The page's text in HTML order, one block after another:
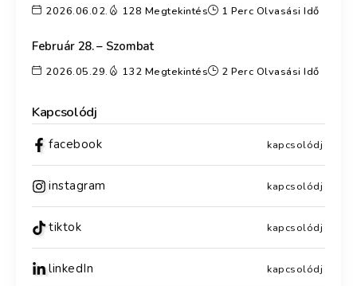
2026.06.02. 128 Megtekintés 1 Perc Olvasási Idő
Február 28. – Szombat
2026.05.29. 132 Megtekintés 2 Perc Olvasási Idő
Kapcsolódj
facebook kapcsolódj
instagram kapcsolódj
tiktok kapcsolódj
linkedIn kapcsolódj